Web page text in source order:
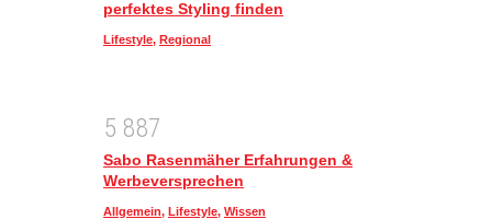
perfektes Styling finden
Lifestyle, Regional
5 887
Sabo Rasenmäher Erfahrungen &
Werbeversprechen
Allgemein, Lifestyle, Wissen